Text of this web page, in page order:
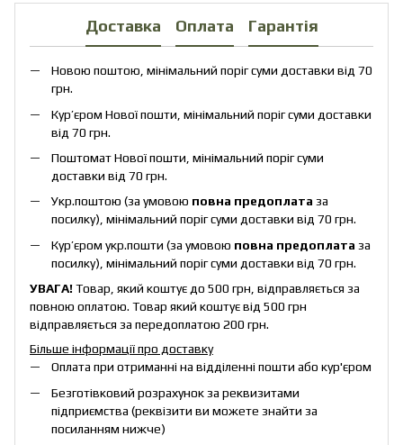
Доставка Оплата Гарантія
Новою поштою, мінімальний поріг суми доставки від 70
грн.
Кур’єром Нової пошти, мінімальний поріг суми доставки
від 70 грн.
Поштомат Нової пошти, мінімальний поріг суми
доставки від 70 грн.
Укр.поштою (за умовою повна предоплата за
посилку), мінімальний поріг суми доставки від 70 грн.
Кур’єром укр.пошти (за умовою повна предоплата за
посилку), мінімальний поріг суми доставки від 70 грн.
УВАГА!Товар, який коштує до 500 грн, відправляється за
повною оплатою. Товар який коштує від 500 грн
відправляється за передоплатою 200 грн.
Більше інформації про доставку
Оплата при отриманні на відділенні пошти або кур'єром
Безготівковий розрахунок за реквизитами
підприємства (реквізити ви можете знайти за
посиланням нижче)